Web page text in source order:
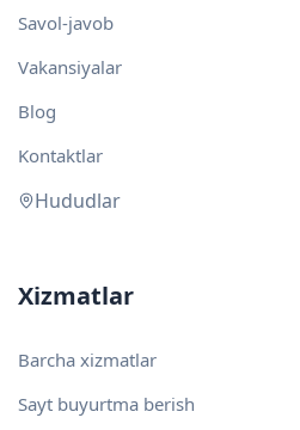
Savol-javob
Vakansiyalar
Blog
Kontaktlar
Hududlar
Xizmatlar
Barcha xizmatlar
Sayt buyurtma berish